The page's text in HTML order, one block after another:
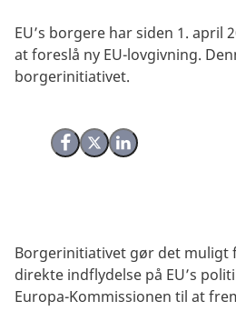
Del på Facebook
Del på X (Twitter)
Del på LinkedIn
EU’s borgere har siden 1. april
at foreslå ny EU-lovgivning.
borgerinitiativet.
Borgerinitiativet gør det muligt
direkte indflydelse på EU’s
Europa-Kommissionen til at